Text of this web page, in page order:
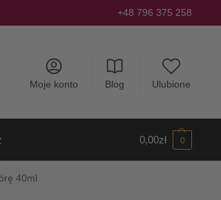
+48 796 375 258
Moje konto Blog Ulubione
0,00zł 0
40ml